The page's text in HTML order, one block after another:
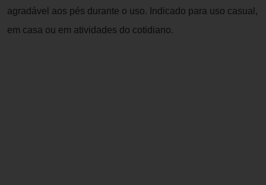
agradável aos pés durante o uso. Indicado para uso casual,
em casa ou em atividades do cotidiano.